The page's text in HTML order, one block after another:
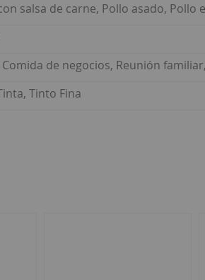
salsa de carne, Pollo asado, Pollo
de negocios, Reunión
Tinto Fina